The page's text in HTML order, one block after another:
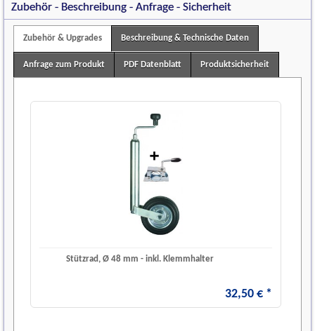
Zubehör - Beschreibung - Anfrage - Sicherheit
Zubehör & Upgrades Beschreibung & Technische Daten
Anfrage zum Produkt PDF Datenblatt Produktsicherheit
Stützrad, Ø 48 mm - inkl. Klemmhalter
32,50 € *